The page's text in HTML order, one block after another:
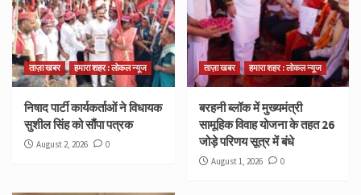
ताज़ा खबर हमारा शहर : लोकल न्यूज
निषाद पार्टी कार्यकर्ताओं ने विधायक
सुशील सिंह को सौंपा पत्रक
August 2, 2026 0
ताज़ा खबर हमारा शहर : लोकल न्यूज
बरहनी ब्लॉक में मुख्यमंत्री
सामूहिक विवाह योजना के तहत 26
जोड़े परिणय सूत्र में बंधे
August 1, 2026 0